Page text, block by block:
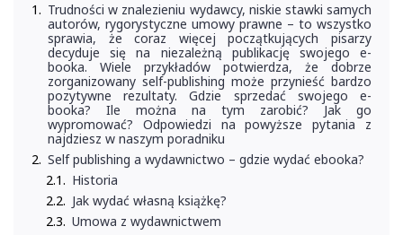
Trudności w znalezieniu wydawcy, niskie stawki samych
autorów, rygorystyczne umowy prawne – to wszystko
sprawia, że coraz więcej początkujących pisarzy
decyduje się na niezależną publikację swojego e-
booka. Wiele przykładów potwierdza, że dobrze
zorganizowany self-publishing może przynieść bardzo
pozytywne rezultaty. Gdzie sprzedać swojego e-
booka? Ile można na tym zarobić? Jak go
wypromować? Odpowiedzi na powyższe pytania z
najdziesz w naszym poradniku
Self publishing a wydawnictwo – gdzie wydać ebooka?
Historia
Jak wydać własną książkę?
Umowa z wydawnictwem